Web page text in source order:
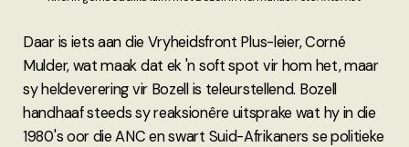
Daar is iets aan die Vryheidsfront Plus-leier, Corné
Mulder, wat maak dat ek 'n soft spot vir hom het, maar
sy heldeverering vir Bozell is teleurstellend. Bozell
handhaaf steeds sy reaksionêre uitsprake wat hy in die
1980's oor die ANC en swart Suid-Afrikaners se politieke